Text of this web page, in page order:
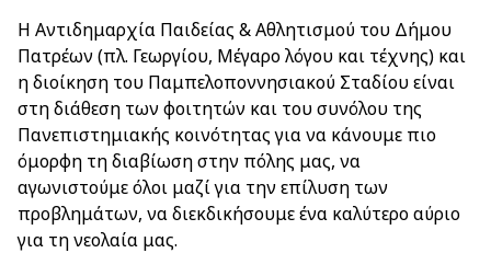
Η Αντιδημαρχία Παιδείας & Αθλητισμού του Δήμου
Πατρέων (πλ. Γεωργίου, Μέγαρο λόγου και τέχνης) και
η διοίκηση του Παμπελοποννησιακού Σταδίου είναι
στη διάθεση των φοιτητών και του συνόλου της
Πανεπιστημιακής κοινότητας για να κάνουμε πιο
όμορφη τη διαβίωση στην πόλης μας, να
αγωνιστούμε όλοι μαζί για την επίλυση των
προβλημάτων, να διεκδικήσουμε ένα καλύτερο αύριο
για τη νεολαία μας.